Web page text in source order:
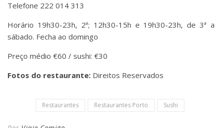
Telefone 222 014 313
Horário 19h30-23h, 2ª; 12h30-15h e 19h30-23h, de 3ª a
sábado. Fecha ao domingo
Preço médio €60 / sushi: €30
Fotos do restaurante: Direitos Reservados
Restaurantes Restaurantes Porto Sushi